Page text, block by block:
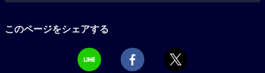
このページをシェアする